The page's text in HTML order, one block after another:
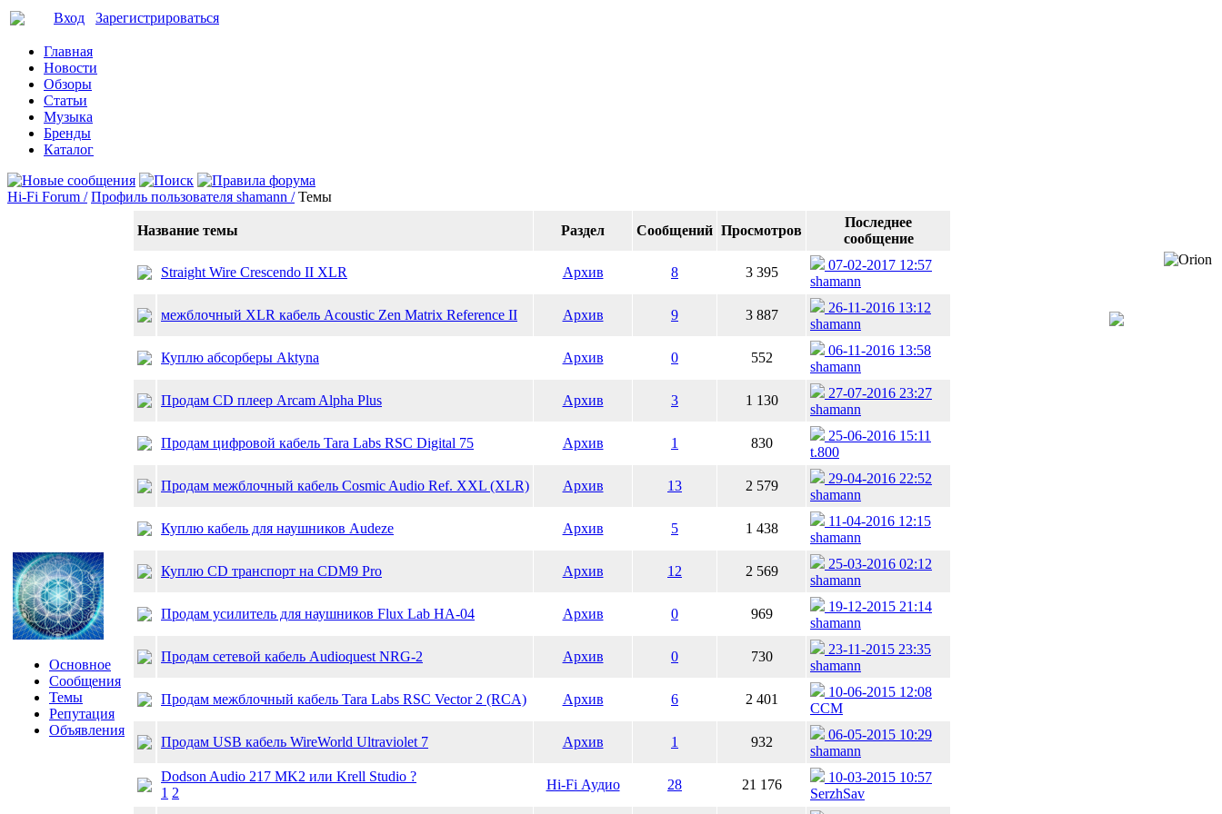
Вход Зарегистрироваться
Главная
Новости
Обзоры
Статьи
Музыка
Бренды
Каталог
Hi-Fi Forum / Профиль пользователя shamann / Темы
Основное
Сообщения
Темы
Репутация
Объявления
Название темы Раздел Сообщений Просмотров
Последнее
сообщение
Straight Wire Crescendo II XLR Архив 8 3 395
07-02-2017 12:57
shamann
межблочный XLR кабель Acoustic Zen Matrix Reference II Архив 9 3 887
26-11-2016 13:12
shamann
Куплю абсорберы Aktyna Архив 0 552
06-11-2016 13:58
shamann
Продам CD плеер Arcam Alpha Plus Архив 3 1 130
27-07-2016 23:27
shamann
Продам цифровой кабель Tara Labs RSC Digital 75 Архив 1 830
25-06-2016 15:11
t.800
Продам межблочный кабель Cosmic Audio Ref. XXL (XLR) Архив 13 2 579
29-04-2016 22:52
shamann
Куплю кабель для наушников Audeze Архив 5 1 438
11-04-2016 12:15
shamann
Куплю CD транспорт на CDM9 Pro Архив 12 2 569
25-03-2016 02:12
shamann
Продам уcилитель для наушников Flux Lab HA-04 Архив 0 969
19-12-2015 21:14
shamann
Продам сетевой кабель Audioquest NRG-2 Архив 0 730
23-11-2015 23:35
shamann
Продам межблочный кабель Tara Labs RSC Vector 2 (RCA) Архив 6 2 401
10-06-2015 12:08
ССМ
Продам USB кабель WireWorld Ultraviolet 7 Архив 1 932
06-05-2015 10:29
shamann
Dodson Audio 217 MK2 или Krell Studio ?
1 2
Hi-Fi Аудио 28 21 176
10-03-2015 10:57
SerzhSav